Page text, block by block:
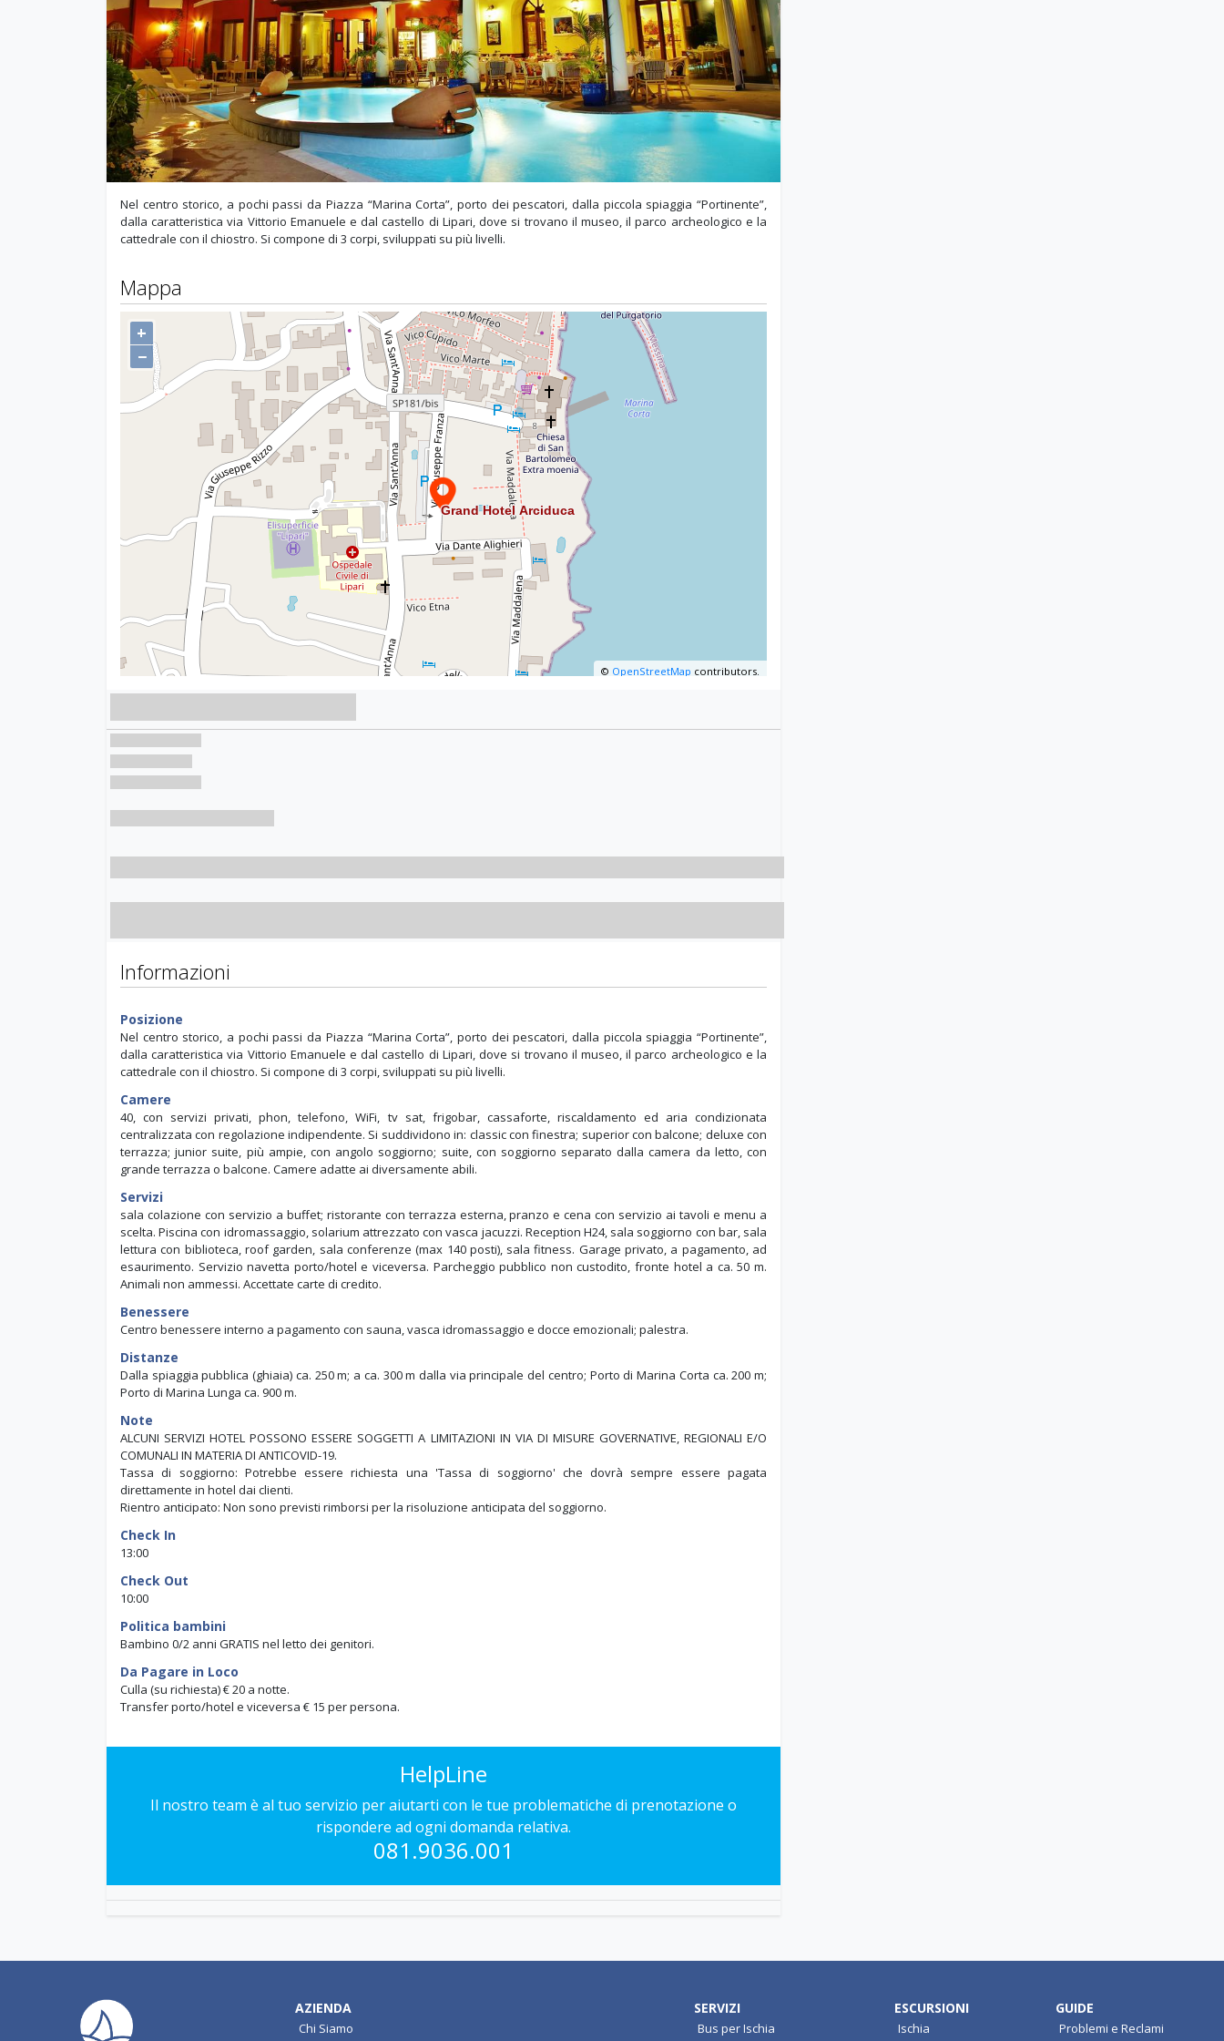
Nel centro storico, a pochi passi da Piazza “Marina Corta”, porto dei pescatori, dalla piccola spiaggia “Portinente”,
dalla caratteristica via Vittorio Emanuele e dal castello di Lipari, dove si trovano il museo, il parco archeologico e la
cattedrale con il chiostro. Si compone di 3 corpi, sviluppati su più livelli.
Mappa
+
−
© OpenStreetMap contributors.
Informazioni
Posizione
Nel centro storico, a pochi passi da Piazza “Marina Corta”, porto dei pescatori, dalla piccola spiaggia “Portinente”,
dalla caratteristica via Vittorio Emanuele e dal castello di Lipari, dove si trovano il museo, il parco archeologico e la
cattedrale con il chiostro. Si compone di 3 corpi, sviluppati su più livelli.
Camere
40, con servizi privati, phon, telefono, WiFi, tv sat, frigobar, cassaforte, riscaldamento ed aria condizionata
centralizzata con regolazione indipendente. Si suddividono in: classic con finestra; superior con balcone; deluxe con
terrazza; junior suite, più ampie, con angolo soggiorno; suite, con soggiorno separato dalla camera da letto, con
grande terrazza o balcone. Camere adatte ai diversamente abili.
Servizi
sala colazione con servizio a buffet; ristorante con terrazza esterna, pranzo e cena con servizio ai tavoli e menu a
scelta. Piscina con idromassaggio, solarium attrezzato con vasca jacuzzi. Reception H24, sala soggiorno con bar, sala
lettura con biblioteca, roof garden, sala conferenze (max 140 posti), sala fitness. Garage privato, a pagamento, ad
esaurimento. Servizio navetta porto/hotel e viceversa. Parcheggio pubblico non custodito, fronte hotel a ca. 50 m.
Animali non ammessi. Accettate carte di credito.
Benessere
Centro benessere interno a pagamento con sauna, vasca idromassaggio e docce emozionali; palestra.
Distanze
Dalla spiaggia pubblica (ghiaia) ca. 250 m; a ca. 300 m dalla via principale del centro; Porto di Marina Corta ca. 200 m;
Porto di Marina Lunga ca. 900 m.
Note
ALCUNI SERVIZI HOTEL POSSONO ESSERE SOGGETTI A LIMITAZIONI IN VIA DI MISURE GOVERNATIVE, REGIONALI E/O
COMUNALI IN MATERIA DI ANTICOVID-19.
Tassa di soggiorno: Potrebbe essere richiesta una 'Tassa di soggiorno' che dovrà sempre essere pagata
direttamente in hotel dai clienti.
Rientro anticipato: Non sono previsti rimborsi per la risoluzione anticipata del soggiorno.
Check In
13:00
Check Out
10:00
Politica bambini
Bambino 0/2 anni GRATIS nel letto dei genitori.
Da Pagare in Loco
Culla (su richiesta) € 20 a notte.
Transfer porto/hotel e viceversa € 15 per persona.
HelpLine
Il nostro team è al tuo servizio per aiutarti con le tue problematiche di prenotazione o
rispondere ad ogni domanda relativa.
081.9036.001
AZIENDA
Chi Siamo
SERVIZI
Bus per Ischia
ESCURSIONI
Ischia
GUIDE
Problemi e Reclami